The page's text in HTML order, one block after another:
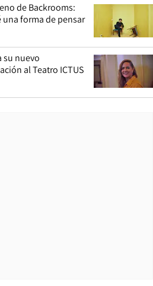
de Backrooms:
forma de pensar
su nuevo
al Teatro ICTUS